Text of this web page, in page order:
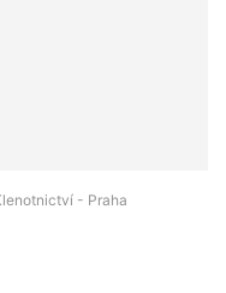
- Praha